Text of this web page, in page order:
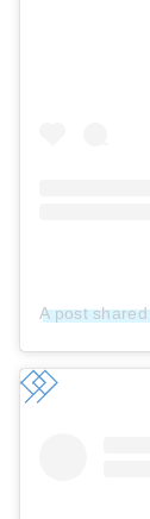
A post